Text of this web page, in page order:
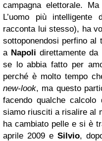
campagna elettorale.
L’uomo più intelligente
racconta lui stesso), ha
sottoponendosi perfino
a Napolidirettamente da
se lo abbia fatto per
perché è molto tempo
new-look, ma questo
facendo qualche calcolo
siamo riusciti a risalire al
ha cambiato pelle e si è
aprile 2009 eSilvio,